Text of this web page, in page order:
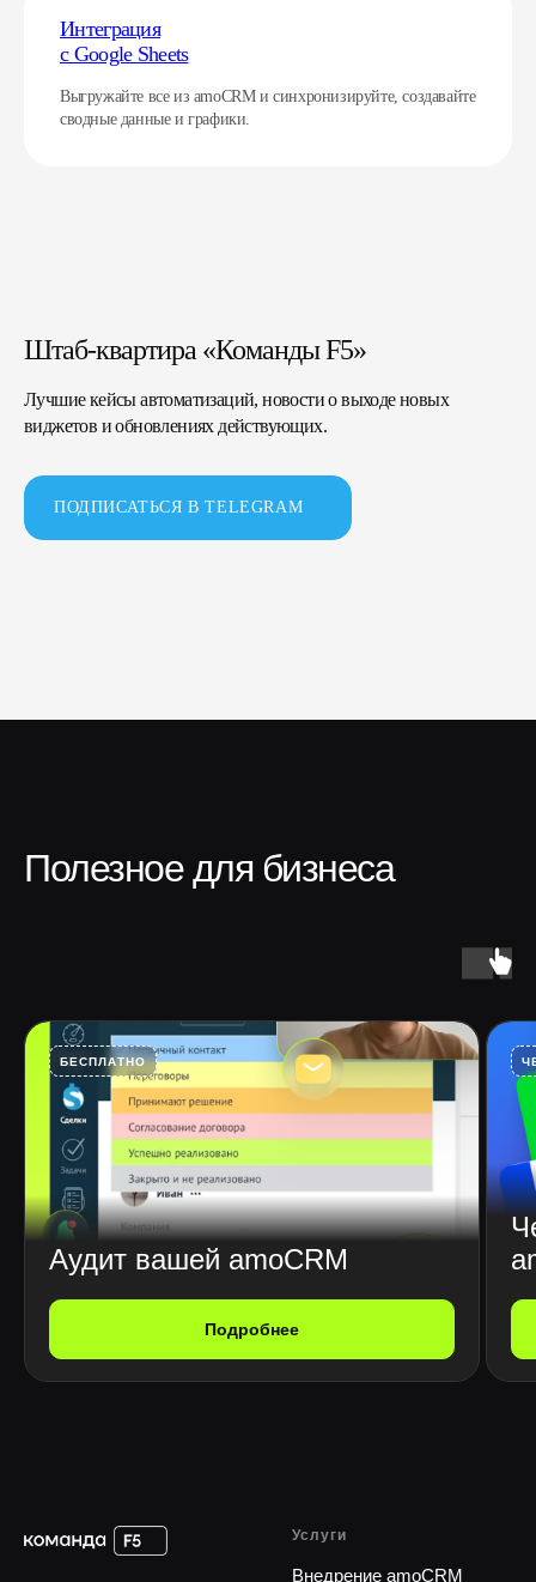
Интеграция
с Google Sheets
Выгружайте все из amoCRM и синхронизируйте, создавайте
сводные данные и графики.
Штаб-квартира «Команды F5»
Лучшие кейсы автоматизаций, новости о выходе новых
виджетов и обновлениях действующих.
ПОДПИСАТЬСЯ В TELEGRAM
Полезное для бизнеса
БЕСПЛАТНО
Аудит вашей amoCRM
Подробнее
Услуги
Внедрение amoCRM